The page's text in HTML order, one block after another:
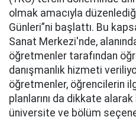
olmak amacıyla
Günleri”ni başlattı. Bu
Sanat Merkezi'nde,
öğretmenler tarafından
danışmanlık hizmeti
öğretmenler, öğrencilerin
planlarını da dikkate
üniversite ve bölüm